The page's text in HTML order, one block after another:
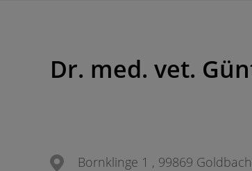
Dr. med. vet.
Bornklinge 1 , 99869